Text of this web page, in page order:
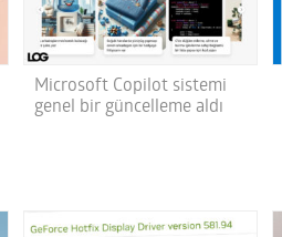
Microsoft Copilot sistemi
genel bir güncelleme aldı